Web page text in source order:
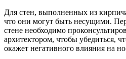
Для стен, выполненных из
что они могут быть несущими.
стене необходимо
архитектором, чтобы убедиться,
окажет негативного влияния на